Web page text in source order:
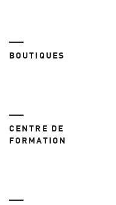
BOUTIQUES
CENTRE DE
FORMATION